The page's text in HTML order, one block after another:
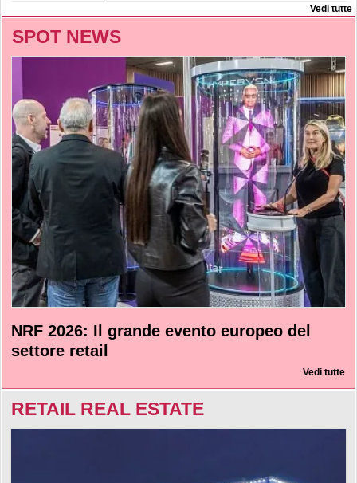
Vedi tutte
SPOT NEWS
NRF 2026: Il grande evento europeo del
settore retail
Vedi tutte
RETAIL REAL ESTATE